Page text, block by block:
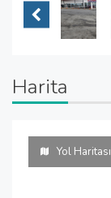
Harita
Yol Haritası